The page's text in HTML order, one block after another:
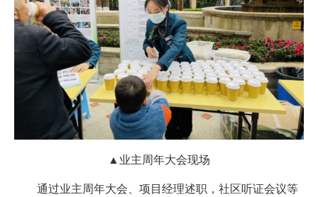
▲业主周年大会现场
通过业主周年大会、项目经理述职，社区听证会议等